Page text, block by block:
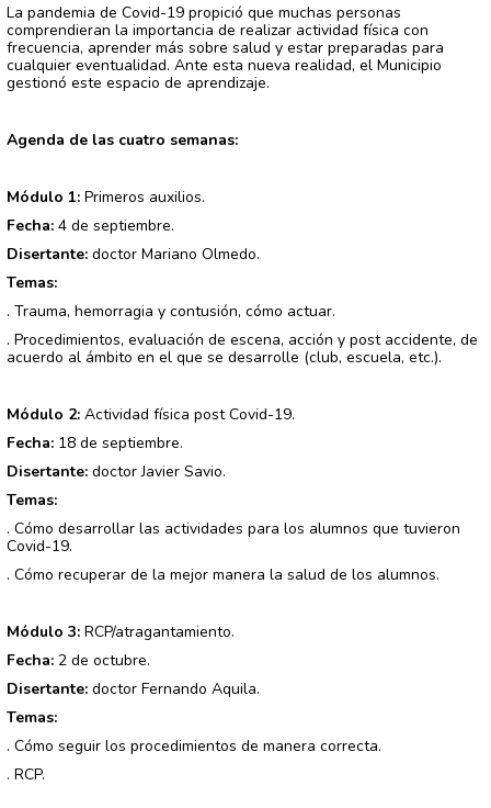
La pandemia de Covid-19 propició que muchas personas
comprendieran la importancia de realizar actividad física con
frecuencia, aprender más sobre salud y estar preparadas para
cualquier eventualidad. Ante esta nueva realidad, el Municipio
gestionó este espacio de aprendizaje.
Agenda de las cuatro semanas:
Módulo 1: Primeros auxilios.
Fecha: 4 de septiembre.
Disertante: doctor Mariano Olmedo.
Temas:
. Trauma, hemorragia y contusión, cómo actuar.
. Procedimientos, evaluación de escena, acción y post accidente, de
acuerdo al ámbito en el que se desarrolle (club, escuela, etc.).
Módulo 2: Actividad física post Covid-19.
Fecha: 18 de septiembre.
Disertante: doctor Javier Savio.
Temas:
. Cómo desarrollar las actividades para los alumnos que tuvieron
Covid-19.
. Cómo recuperar de la mejor manera la salud de los alumnos.
Módulo 3: RCP/atragantamiento.
Fecha: 2 de octubre.
Disertante: doctor Fernando Aquila.
Temas:
. Cómo seguir los procedimientos de manera correcta.
. RCP.